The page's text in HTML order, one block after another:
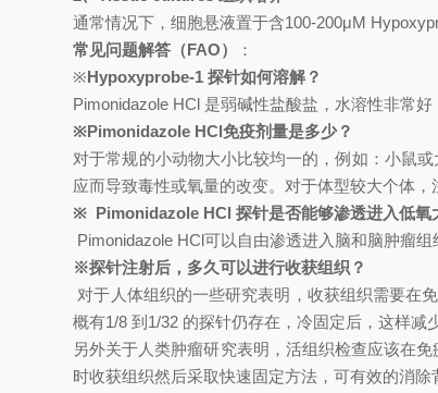
通常情况下，细胞悬液置于含100-200μM
常见问题解答（FAO）
：
※Hypoxyprobe-1 探针如何溶解？
Pimonidazole HCl 是弱碱性盐酸盐，水溶性非常好
※Pimonidazole HCl免疫剂量是多少？
对于常规的小动物大小比较均一的，例如：小鼠
应而导致毒性或氧量的改变。对于体型较大个体
※ Pimonidazole HCl 探针是否能够渗透进入低氧
Pimonidazole HCl可以自由渗透进入脑和脑肿瘤组
※探针注射后，多久可以进行收获组织？
对于人体组织的一些研究表明，收获组织需要在
概有1/8 到1/32 的探针仍存在，冷固定后，这样减
另外关于人类肿瘤研究表明，活组织检查应该在
时收获组织然后采取快速固定方法，可有效的消除